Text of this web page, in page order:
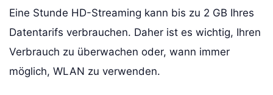
Eine Stunde HD-Streaming kann bis zu 2 GB Ihres
Datentarifs verbrauchen. Daher ist es wichtig, Ihren
Verbrauch zu überwachen oder, wann immer
möglich, WLAN zu verwenden.